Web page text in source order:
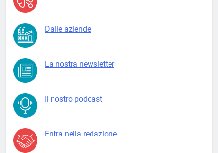
Dalle aziende
La nostra newsletter
Il nostro podcast
Entra nella redazione